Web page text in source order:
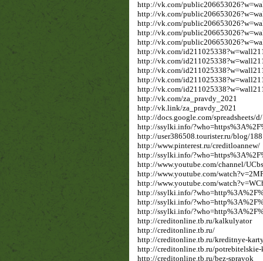
http://vk.com/
http://vk.com/
http://vk.com/
http://vk.com/
http://vk.com/
http://vk.com/
http://vk.com/
http://vk.com/
http://vk.com/
http://vk.com/
http://vk.com/za_pravdy_2021
http://vk.link/za_pravdy_2021
http://docs.google.com/spreadsheets/
http://ssylki.info/
http://user386508.tourister.ru/blog/
http://www.pinterest.ru/creditloannew/
http://ssylki.info/
http://www.youtube.com/channel/
http://www.youtube.com/
http://www.youtube.com/
http://ssylki.info/
http://ssylki.info/
http://ssylki.info/
http://creditonline.tb.ru/kalkulyator
http://creditonline.tb.ru/
http://creditonline.tb.ru/kreditnye-
http://creditonline.tb.ru/
http://creditonline.tb.ru/bez-spravok